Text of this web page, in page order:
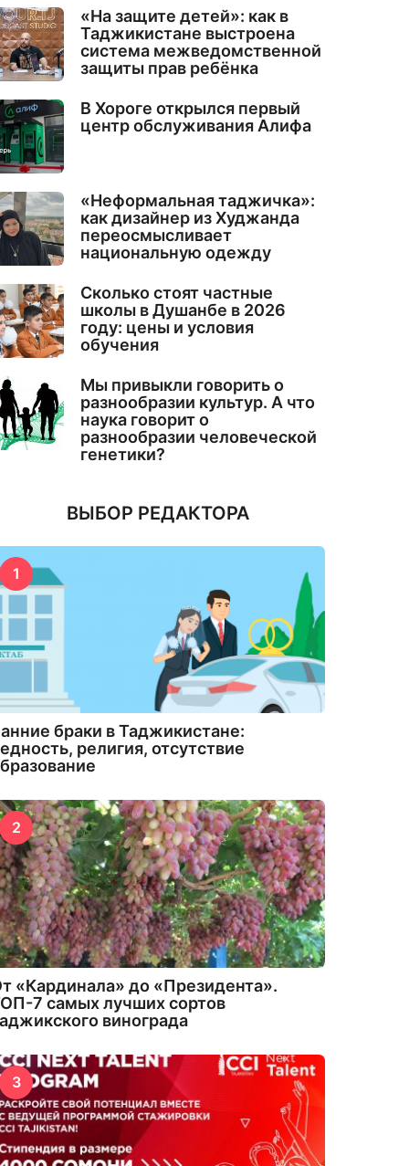
«На защите детей»: как в
Таджикистане выстроена
система межведомственной
защиты прав ребёнка
В Хороге открылся первый
центр обслуживания Алифа
«Неформальная таджичка»:
как дизайнер из Худжанда
переосмысливает
национальную одежду
Сколько стоят частные
школы в Душанбе в 2026
году: цены и условия
обучения
Мы привыкли говорить о
разнообразии культур. А что
наука говорит о
разнообразии человеческой
генетики?
ВЫБОР РЕДАКТОРА
1
браки в Таджикистане:
религия, отсутствие
2
«Кардинала» до «Президента».
7 самых лучших сортов
винограда
3